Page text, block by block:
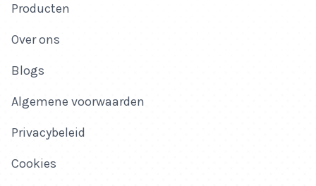
Producten
Over ons
Blogs
Algemene voorwaarden
Privacybeleid
Cookies